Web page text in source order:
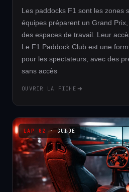
Les paddocks F1 sont les zones
équipes préparent un Grand
des espaces de travail. Leur
Le F1 Paddock Club est une
pour les spectateurs, avec des
sans accès
OUVRIR LA FICHE
· GUIDE